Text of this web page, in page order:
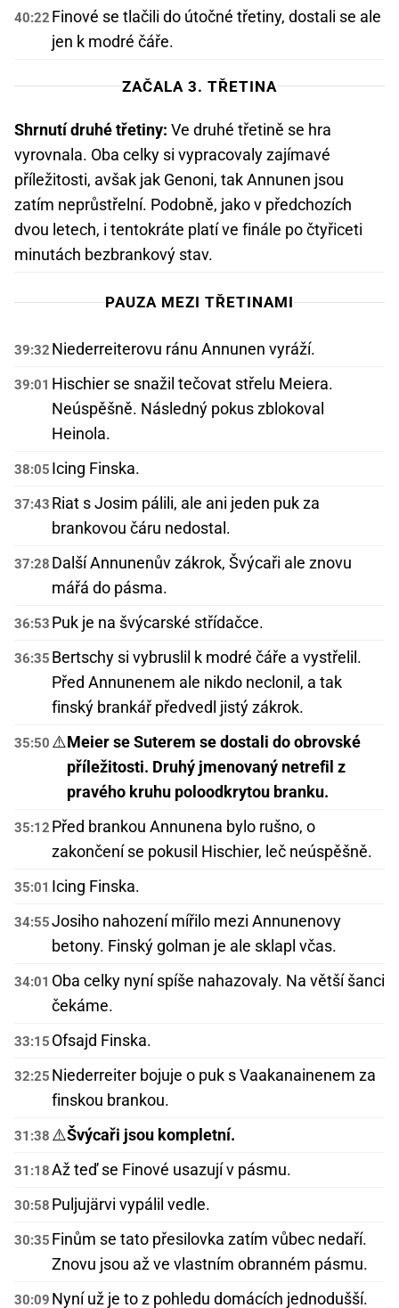
40:22 Finové se tlačili do útočné třetiny, dostali se ale
jen k modré čáře.
ZAČALA 3. TŘETINA
Shrnutí druhé třetiny: Ve druhé třetině se hra
vyrovnala. Oba celky si vypracovaly zajímavé
příležitosti, avšak jak Genoni, tak Annunen jsou
zatím neprůstřelní. Podobně, jako v předchozích
dvou letech, i tentokráte platí ve finále po čtyřiceti
minutách bezbrankový stav.
PAUZA MEZI TŘETINAMI
39:32 Niederreiterovu ránu Annunen vyráží.
39:01 Hischier se snažil tečovat střelu Meiera.
Neúspěšně. Následný pokus zblokoval
Heinola.
38:05 Icing Finska.
37:43 Riat s Josim pálili, ale ani jeden puk za
brankovou čáru nedostal.
37:28 Další Annunenův zákrok, Švýcaři ale znovu
mářá do pásma.
36:53 Puk je na švýcarské střídačce.
36:35 Bertschy si vybruslil k modré čáře a vystřelil.
Před Annunenem ale nikdo neclonil, a tak
finský brankář předvedl jistý zákrok.
35:50 ⚠️Meier se Suterem se dostali do obrovské
příležitosti. Druhý jmenovaný netrefil z
pravého kruhu poloodkrytou branku.
35:12 Před brankou Annunena bylo rušno, o
zakončení se pokusil Hischier, leč neúspěšně.
35:01 Icing Finska.
34:55Josiho nahození mířilo mezi Annunenovy
betony. Finský golman je ale sklapl včas.
34:01 Oba celky nyní spíše nahazovaly. Na větší šanci
čekáme.
33:15 Ofsajd Finska.
32:25 Niederreiter bojuje o puk s Vaakanainenem za
finskou brankou.
31:38 ⚠️Švýcaři jsou kompletní.
31:18Až teď se Finové usazují v pásmu.
30:58 Puljujärvi vypálil vedle.
30:35 Finům se tato přesilovka zatím vůbec nedaří.
Znovu jsou až ve vlastním obranném pásmu.
30:09 Nyní už je to z pohledu domácích jednodušší.